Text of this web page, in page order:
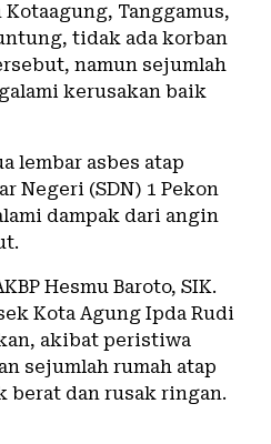
Tanggamus,
tidak ada korban
namun sejumlah
kerusakan baik
lembar asbes atap
Negeri (SDN) 1 Pekon
dampak dari angin
Hesmu Baroto, SIK.
Kota Agung Ipda Rudi
akibat peristiwa
sejumlah rumah atap
berat dan rusak ringan.